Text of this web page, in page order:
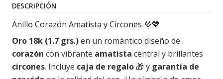
DESCRIPCIÓN
Anillo Corazón Amatista y Circones 💜💖
Oro 18k (1.7 grs.)en un romántico diseño de
corazón con vibrante amatista central y brillantes
circones. Incluye caja de regalo 🎁 y garantía de